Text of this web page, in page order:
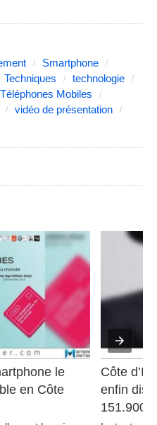
Smartphone
Techniques
technologie
Téléphones Mobiles
vidéo de présentation
le
en Côte
Côte
enfin